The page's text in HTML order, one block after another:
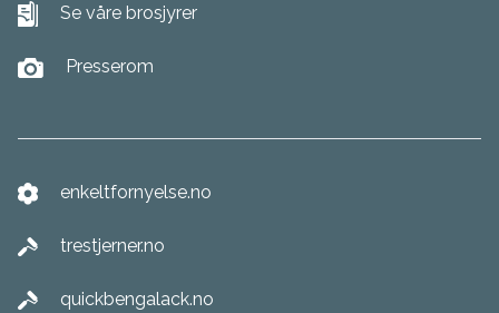
Se våre brosjyrer
Presserom
enkeltfornyelse.no
trestjerner.no
quickbengalack.no